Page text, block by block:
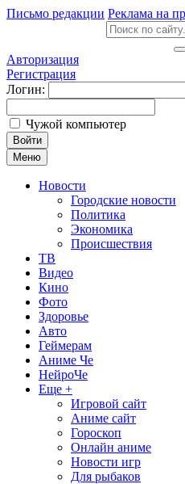
Письмо редакции Реклама на
Авторизация
Регистрация
Логин:
Чужой компьютер
Войти
Меню
Новости
Городские новости
Политика
Экономика
Происшествия
ТВ
Видео
Кино
Фото
Здоровье
Авто
Геймерам
Аниме Че
НейроЧе
Еще +
Игровой сайт
Аниме сайт
Гороскоп
Онлайн аниме
Новости игр
Для рыбаков